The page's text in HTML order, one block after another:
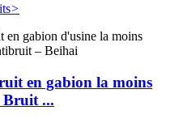
>
en gabion la moins
Bruit ...